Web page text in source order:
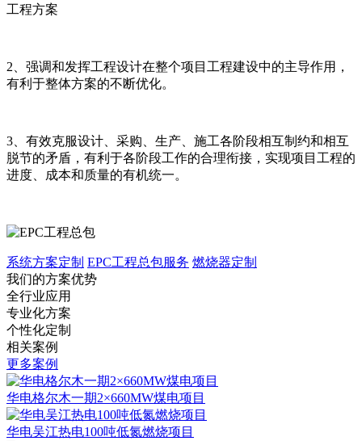
工程方案
2、强调和发挥工程设计在整个项目工程建设中的主导作用，
有利于整体方案的不断优化。
3、有效克服设计、采购、生产、施工各阶段相互制约和相互
脱节的矛盾，有利于各阶段工作的合理衔接，实现项目工程的
进度、成本和质量的有机统一。
系统方案定制 EPC工程总包服务 燃烧器定制
我们的方案优势
全行业应用
专业化方案
个性化定制
相关案例
更多案例
华电格尔木一期2×660MW煤电项目
华电吴江热电100吨低氮燃烧项目